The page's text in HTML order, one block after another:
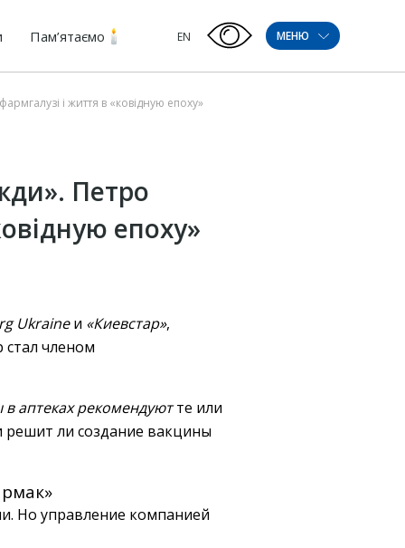
Пам’ятаємо EN МЕНЮ
і життя в «ковідную епоху»
Петро
епоху»
Ukraineи «Киевстар»,
стал членом
аптеках рекомендуютте или
решит ли создание вакцины
Но управление компанией